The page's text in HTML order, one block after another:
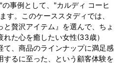
事例として、"カルディ コーヒ
す。このケーススタディでは、
贅沢アイテム』を選んで、ちょ
た心を癒したい女性(33歳）
て、商品のラインナップに満足感
するに至った、という顧客体験を